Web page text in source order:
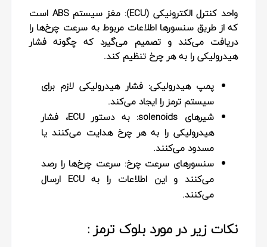
واحد کنترل الکترونیکی (ECU): مغز سیستم ABS است
که از طریق سنسورها اطلاعات مربوط به سرعت چرخ‌ها را
دریافت می‌کند و تصمیم می‌گیرد که چگونه فشار
هیدرولیکی را به هر چرخ تنظیم کند.
پمپ هیدرولیکی: فشار هیدرولیکی لازم برای
سیستم ترمز را ایجاد می‌کند.
شیرهای solenoids:
به دستور ECU، فشار
هیدرولیکی را به هر چرخ هدایت می‌کنند یا
مسدود می‌کنند.
سنسورهای سرعت چرخ: سرعت چرخ‌ها را رصد
می‌کنند و این اطلاعات را به ECU ارسال
می‌کنند.
نکات زیر در مورد بلوک ترمز :